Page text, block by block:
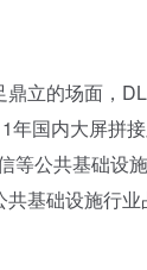
立的场面，
年国内大屏拼
等公共基础设
基础设施行